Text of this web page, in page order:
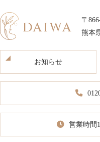
〒
熊本
お知らせ
営業時間